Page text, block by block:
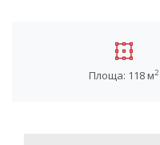
Площа: 118 м2